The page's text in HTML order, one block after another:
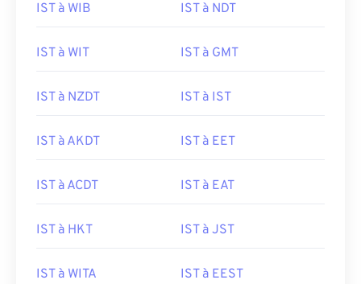
IST à WIB IST à NDT
IST à WIT IST à GMT
IST à NZDT IST à IST
IST à AKDT IST à EET
IST à ACDT IST à EAT
IST à HKT IST à JST
IST à WITA IST à EEST